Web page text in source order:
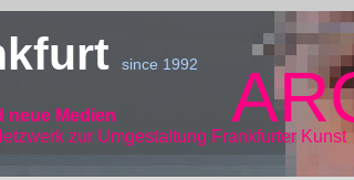
since 1992
neue Medien
zur Umgestaltung Frankfurter Kunst